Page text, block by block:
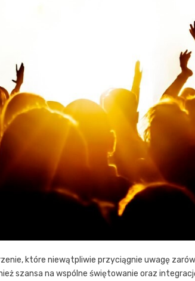
które niewątpliwie przyciągnie uwagę
szansa na wspólne świętowanie oraz